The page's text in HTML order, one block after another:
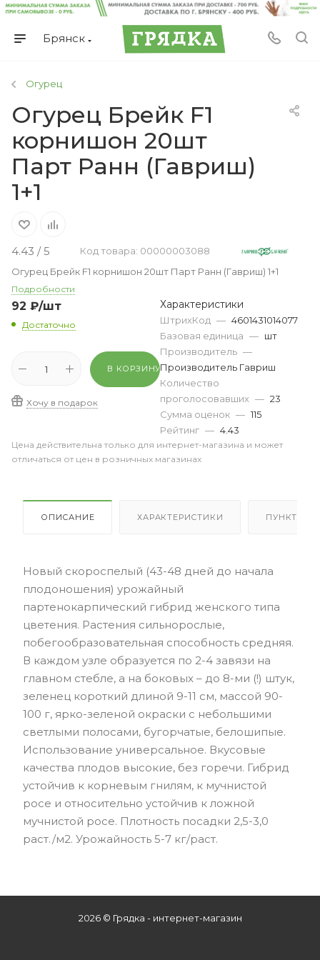
Брянск
Огурец
Огурец Брейк F1
корнишон 20шт
Парт Ранн (Гавриш)
1+1
4.43 / 5
Код товара: 00000003088
Огурец Брейк F1 корнишон 20шт Парт Ранн (Гавриш) 1+1
Подробности
92 ₽/шт
Достаточно
В КОРЗИНУ
Хочу в подарок
Характеристики
ШтрихКод — 4601431014077
Базовая единица — шт
Производитель —
Производитель Гавриш
Количество
проголосовавших — 23
Сумма оценок — 115
Рейтинг — 4.43
Цена действительна только для интернет-магазина и может
отличаться от цен в розничных магазинах
ОПИСАНИЕ ХАРАКТЕРИСТИКИ ПУНКТЫ
Новый скороспелый (43-48 дней до начала
плодоношения) урожайный
партенокарпический гибрид женского типа
цветения. Растения сильнорослые,
побегообразовательная способность средняя.
В каждом узле образуется по 2-4 завязи на
главном стебле, а на боковых – до 8-ми (!) штук,
зеленец короткий длиной 9-11 см, массой 90-
100 г, ярко-зеленой окраски с небольшими
светлыми полосами, бугорчатые, белошипые.
Использование универсальное. Вкусовые
качества плодов высокие, без горечи. Гибрид
устойчив к корневым гнилям, к мучнистой
росе и относительно устойчив к ложной
мучнистой росе. Плотность посадки 2,5-3,0
раст./м2. Урожайность 5-7 кг/раст.
2026 © Грядка - интернет-магазин